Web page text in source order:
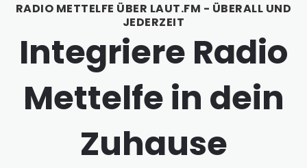
RADIO METTELFE ÜBER LAUT.FM - ÜBERALL UND
JEDERZEIT
Integriere Radio
Mettelfe in dein
Zuhause